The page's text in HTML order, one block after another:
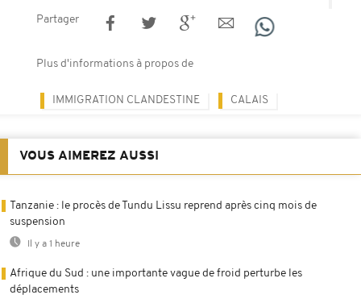
Partager
Plus d'informations à propos de
IMMIGRATION CLANDESTINE CALAIS
VOUS AIMEREZ AUSSI
Tanzanie : le procès de Tundu Lissu reprend après cinq mois de
suspension
Il y a 1 heure
Afrique du Sud : une importante vague de froid perturbe les
déplacements